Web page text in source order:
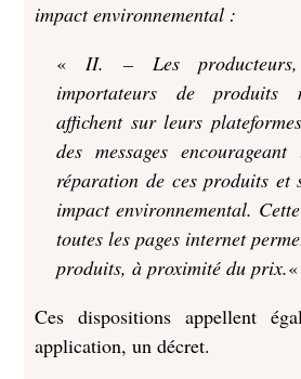
impact environnemental :
«II. – Les
importateurs de produits
affichent sur leurs
des messages
réparation de ces produits et
impact environnemental.
toutes les pages internet
produits, à proximité du prix.«
Ces dispositions appellent
application, un décret.